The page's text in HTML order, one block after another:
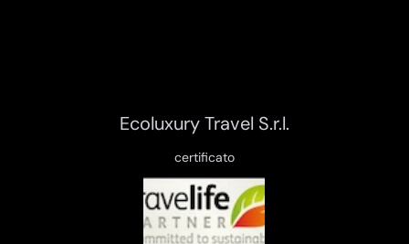
Ecoluxury Travel S.r.l.
certificato